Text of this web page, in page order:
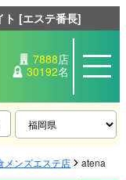
ト [エステ番長]
7888店
30192名
メンズエステ店 atena（